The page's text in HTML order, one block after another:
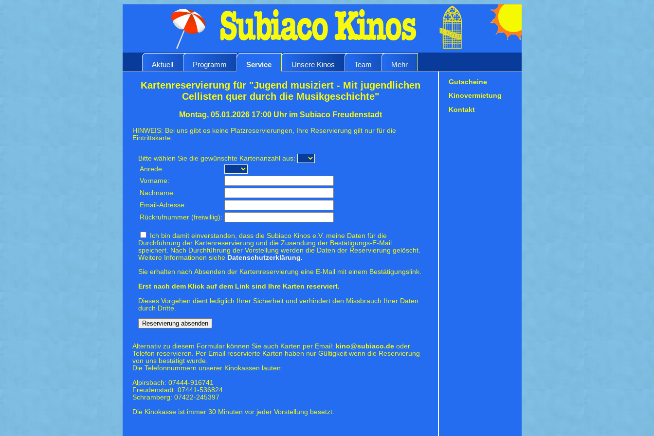
Aktuell Programm Service Unsere Kinos Team Mehr
Kartenreservierung für "Jugend musiziert - Mit jugendlichen
Cellisten quer durch die Musikgeschichte"
Montag, 05.01.2026 17:00 Uhr im Subiaco Freudenstadt
HINWEIS: Bei uns gibt es keine Platzreservierungen, Ihre Reservierung gilt nur für die
Eintrittskarte.
Bitte wählen Sie die gewünschte Kartenanzahl aus:
Anrede:
Vorname:
Nachname:
Email-Adresse:
Rückrufnummer (freiwillig):
Ich bin damit einverstanden, dass die Subiaco Kinos e.V. meine Daten für die
Durchführung der Kartenreservierung und die Zusendung der Bestätigungs-E-Mail
speichert. Nach Durchführung der Vorstellung werden die Daten der Reservierung gelöscht.
Weitere Informationen siehe Datenschutzerklärung.
Sie erhalten nach Absenden der Kartenreservierung eine E-Mail mit einem Bestätigungslink.
Erst nach dem Klick auf dem Link sind Ihre Karten reserviert.
Dieses Vorgehen dient lediglich Ihrer Sicherheit und verhindert den Missbrauch Ihrer Daten
durch Dritte.
Alternativ zu diesem Formular können Sie auch Karten per Email: kino@subiaco.de oder
Telefon reservieren. Per Email reservierte Karten haben nur Gültigkeit wenn die Reservierung
von uns bestätigt wurde.
Die Telefonnummern unserer Kinokassen lauten:
Alpirsbach: 07444-916741
Freudenstadt: 07441-536824
Schramberg: 07422-245397
Die Kinokasse ist immer 30 Minuten vor jeder Vorstellung besetzt.
Gutscheine
Kinovermietung
Kontakt